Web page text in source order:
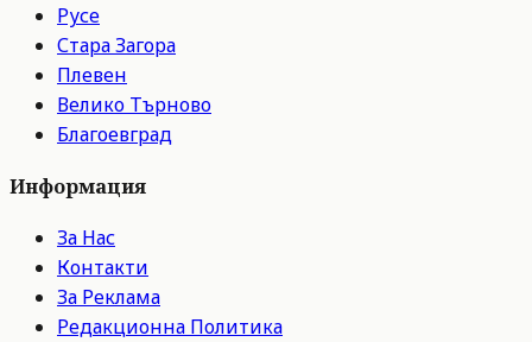
Русе
Стара Загора
Плевен
Велико Търново
Благоевград
Информация
За Нас
Контакти
За Реклама
Редакционна Политика